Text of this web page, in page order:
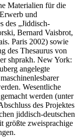
Materialien für die
und
des „Jiddisch-
Bernard Vaisbrot,
Paris 2002) sowie
des Thesaurus von
shprakh. New York:
angelegte
Wesentliche
werden (unter
des Projektes
jiddisch-deutschen
größte zweisprachige